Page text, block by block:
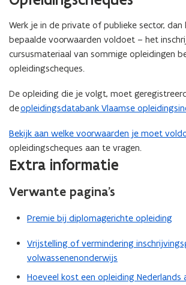
Werk je in de private of publieke sector, dan
bepaalde voorwaarden voldoet – het
cursusmateriaal van sommige opleidingen
opleidingscheques.
De opleiding die je volgt, moet
deopleidingsdatabank Vlaamse
Bekijk aan welke voorwaarden je moet
opleidingscheques aan te vragen.
Extra informatie
Verwante pagina’s
Premie bij diplomagerichte opleiding
Vrijstelling of vermindering
volwassenenonderwijs
Hoeveel kost een opleiding Nederlands